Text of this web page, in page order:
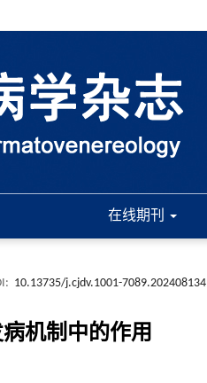
在线期刊
10.13735/j.cjdv.1001-7089.202408134
机制中的作用